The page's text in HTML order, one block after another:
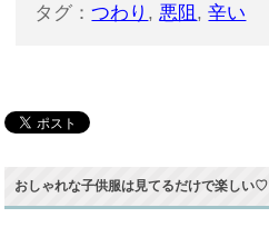
タグ：つわり , 悪阻 ,辛い
おしゃれな子供服は見てるだけで楽しい♡